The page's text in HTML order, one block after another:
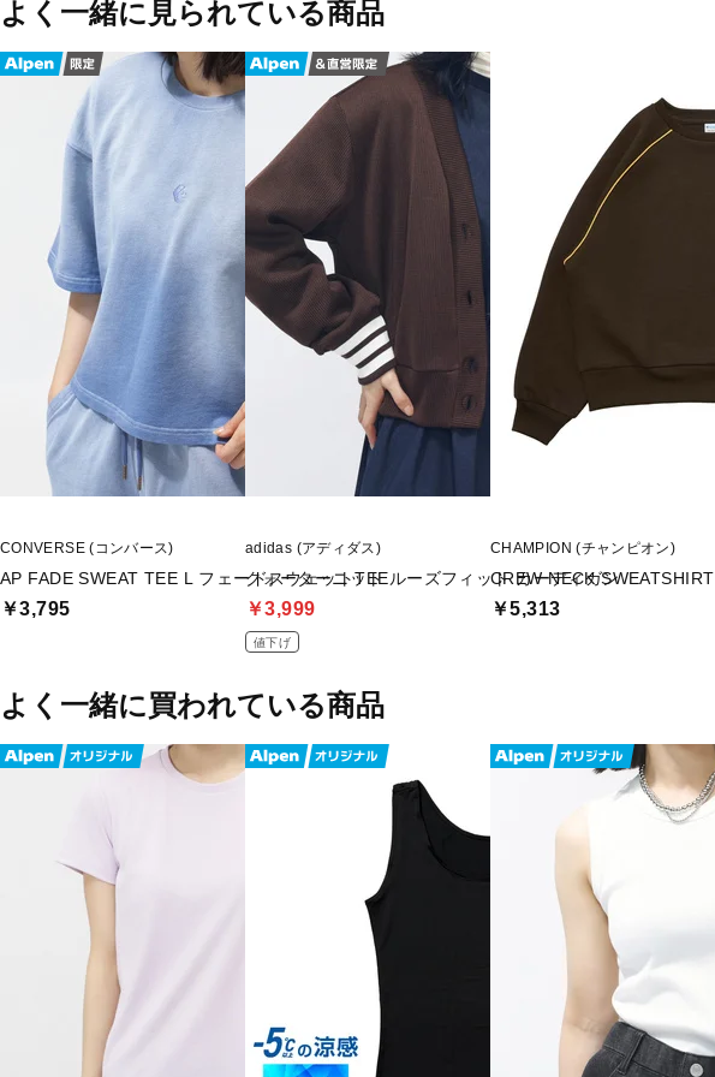
よく一緒に見られている商品
CONVERSE (コンバース)
AP FADE SWEAT TEE L フェードスウェットTEE
￥3,795
adidas (アディダス)
クォーターニット ルーズフィット カーディガン
￥3,999
値下げ
CHAMPION (チャンピオン)
CREW NECK SWEATSHIRT
￥5,313
よく一緒に買われている商品